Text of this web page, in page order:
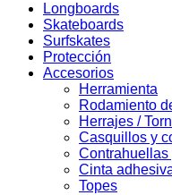
Longboards
Skateboards
Surfskates
Protección
Accesorios
Herramienta
Rodamiento
Herrajes /
Casquillos y
Contrahuellas
Cinta
Topes